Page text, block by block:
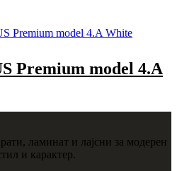
Premium model 4.A
ламинат и лајсни за модерен
и карактер.